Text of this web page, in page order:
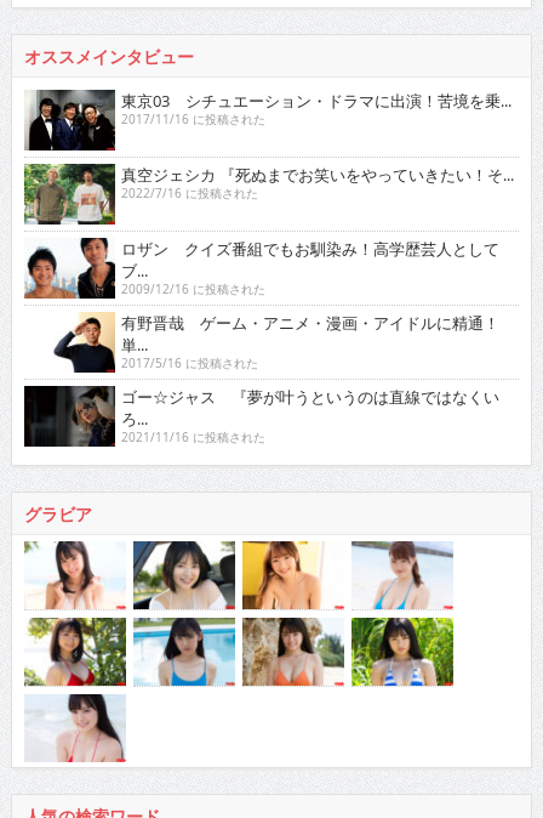
オススメインタビュー
東京03 シチュエーション・ドラマに出演！苦境を乗...
2017/11/16 に投稿された
真空ジェシカ 『死ぬまでお笑いをやっていきたい！そ...
2022/7/16 に投稿された
ロザン クイズ番組でもお馴染み！高学歴芸人として
ブ...
2009/12/16 に投稿された
有野晋哉 ゲーム・アニメ・漫画・アイドルに精通！
単...
2017/5/16 に投稿された
ゴー☆ジャス 『夢が叶うというのは直線ではなくい
ろ...
2021/11/16 に投稿された
グラビア